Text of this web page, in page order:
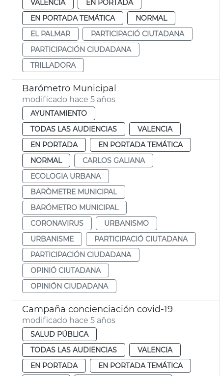
VALENCIA
EN PORTADA
EN PORTADA TEMÁTICA
NORMAL
EL PALMAR
PARTICIPACIÓ CIUTADANA
PARTICIPACIÓN CIUDADANA
TRILLADORA
Barómetro Municipal
modificado hace 5 años
AYUNTAMIENTO
TODAS LAS AUDIENCIAS
VALENCIA
EN PORTADA
EN PORTADA TEMÁTICA
NORMAL
CARLOS GALIANA
ECOLOGIA URBANA
BARÒMETRE MUNICIPAL
BARÓMETRO MUNICIPAL
CORONAVIRUS
URBANISMO
URBANISME
PARTICIPACIÓ CIUTADANA
PARTICIPACIÓN CIUDADANA
OPINIÓ CIUTADANA
OPINIÓN CIUDADANA
Campaña concienciación covid-19
modificado hace 5 años
SALUD PÚBLICA
TODAS LAS AUDIENCIAS
VALENCIA
EN PORTADA
EN PORTADA TEMÁTICA